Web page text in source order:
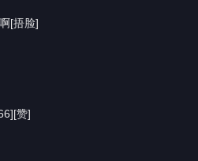
[捂脸]
赞]